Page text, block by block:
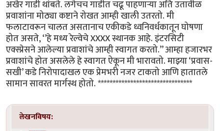
अखेर गाडी थांबते. लगेचच गाडीत चढू पाहणाऱ्या अति उतावीळ
प्रवाशांना मोठ्या कष्टाने रोखत आम्ही खाली उतरतो. मी
फलाटावरून चालत असतानाच एकीकडे ध्वनिवर्धकातून घोषणा
होत असते, ‘’हे मध्य रेल्वेचे XXXX स्थानक आहे. इंटरसिटी
एक्स्प्रेसने आलेल्या प्रवाशांचे आम्ही स्वागत करतो.’’ आम्हा हजारभर
प्रवाशांचे होत असलेले हे स्वागत ऐकून मी भारावतो. माझ्या ‘प्रवास-
सखी’ कडे निरोपादाखल एक प्रेमभरी नजर टाकतो आणि हातातले
सामान सावरत मार्गस्थ होतो. ********************************
लेखनविषय: